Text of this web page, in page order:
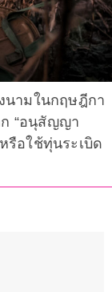
นามในกฤษฎีกา
ก “อนุสัญญา
รือใช้ทุ่นระเบิด